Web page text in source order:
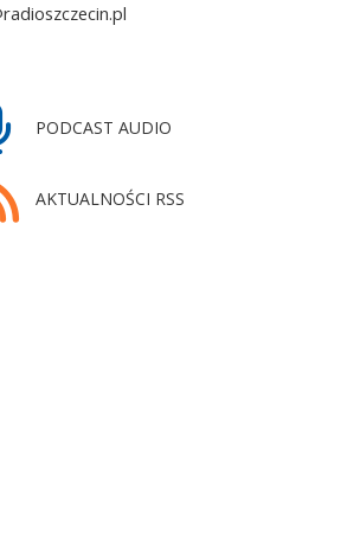
PODCAST AUDIO
AKTUALNOŚCI RSS